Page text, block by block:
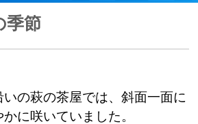
季節
の萩の茶屋では、斜面一面に
に咲いていました。